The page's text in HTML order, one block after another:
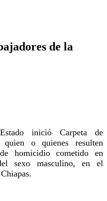
de la
inició Carpeta de
o quienes resulten
homicidio cometido en
sexo masculino, en el